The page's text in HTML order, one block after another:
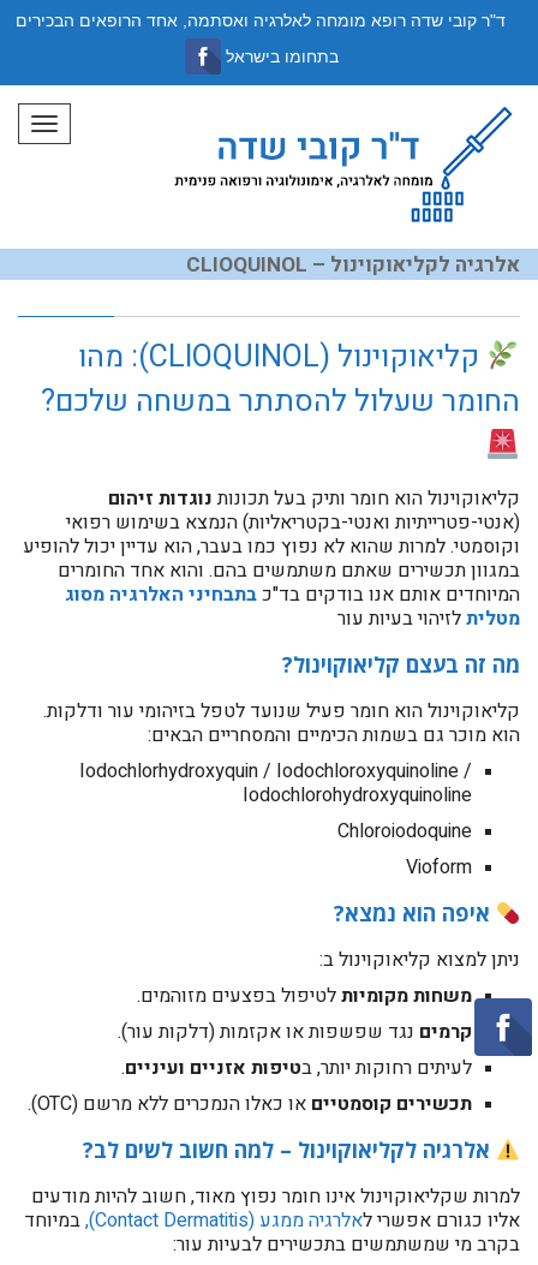
תפריט
אלרגיה לקליאוקוינול – CLIOQUINOL
קליאוקוינול (CLIOQUINOL): מהו
החומר שעלול להסתתר במשחה שלכם?
קליאוקוינול הוא חומר ותיק בעל תכונותנוגדות זיהום
(אנטי-פטרייתיות ואנטי-בקטריאליות) הנמצא בשימוש רפואי
וקוסמטי. למרות שהוא לא נפוץ כמו בעבר, הוא עדיין יכול להופיע
במגוון תכשירים שאתם משתמשים בהם. והוא אחד החומרים
המיוחדים אותם אנו בודקים בד"כבתבחיני האלרגיה מסוג
מטליתלזיהוי בעיות עור
מה זה בעצם קליאוקוינול?
קליאוקוינול הוא חומר פעיל שנועד לטפל בזיהומי עור ודלקות.
הוא מוכר גם בשמות הכימיים והמסחריים הבאים:
Iodochlorhydroxyquin / Iodochloroxyquinoline /
Iodochlorohydroxyquinoline
Chloroiodoquine
Vioform
איפה הוא נמצא?
ניתן למצוא קליאוקוינול ב:
משחות מקומיותלטיפול בפצעים מזוהמים.
קרמים נגד שפשפות או אקזמות (דלקות עור).
לעיתים רחוקות יותר, בטיפות אזניים ועיניים.
תכשירים קוסמטיים או כאלו הנמכרים ללא מרשם (OTC).
אלרגיה לקליאוקוינול – למה חשוב לשים לב?
למרות שקליאוקוינול אינו חומר נפוץ מאוד, חשוב להיות מודעים
אליו כגורם אפשרי לאלרגיה ממגע (Contact Dermatitis),
במיוחד
בקרב מי שמשתמשים בתכשירים לבעיות עור:
ד"ר קובי שדה רופא מומחה לאלרגיה ואסתמה, אחד הרופאים הבכירים
בתחומו בישראל